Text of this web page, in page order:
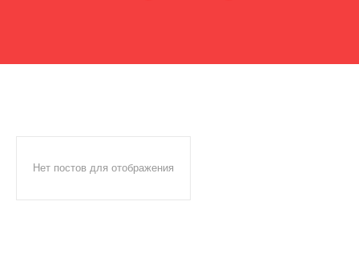
Нет постов для отображения